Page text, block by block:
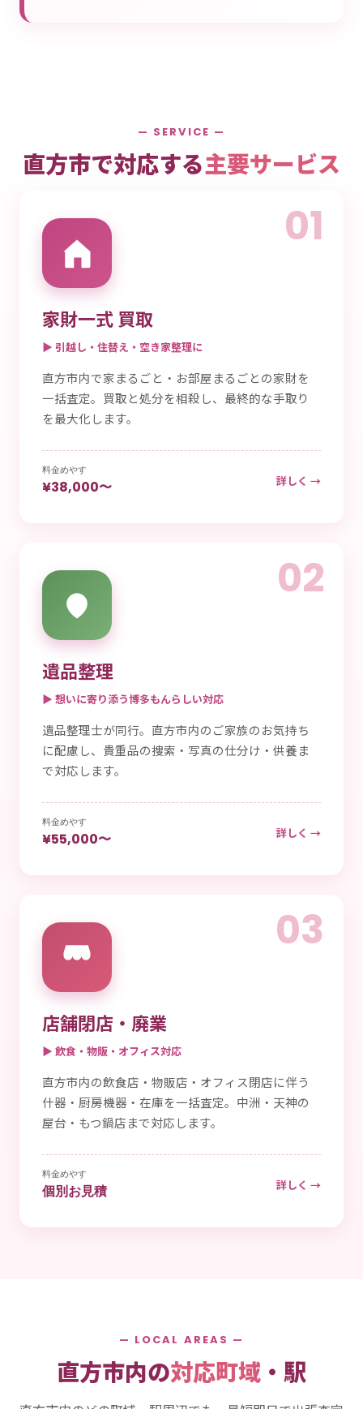
— SERVICE —
直方市で対応する主要サービス
01
家財一式 買取
▶ 引越し・住替え・空き家整理に
直方市内で家まるごと・お部屋まるごとの家財を
一括査定。買取と処分を相殺し、最終的な手取り
を最大化します。
料金めやす
¥38,000〜 詳しく →
02
遺品整理
▶ 想いに寄り添う博多もんらしい対応
遺品整理士が同行。直方市内のご家族のお気持ち
に配慮し、貴重品の捜索・写真の仕分け・供養ま
で対応します。
料金めやす
¥55,000〜 詳しく →
03
店舗閉店・廃業
▶ 飲食・物販・オフィス対応
直方市内の飲食店・物販店・オフィス閉店に伴う
什器・厨房機器・在庫を一括査定。中洲・天神の
屋台・もつ鍋店まで対応します。
料金めやす
個別お見積 詳しく →
— LOCAL AREAS —
直方市内の対応町域 ・駅